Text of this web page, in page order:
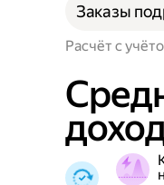
Расчёт с
Заказы